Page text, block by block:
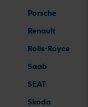
Porsche
Renault
Rolls-Royce
Saab
SEAT
Skoda